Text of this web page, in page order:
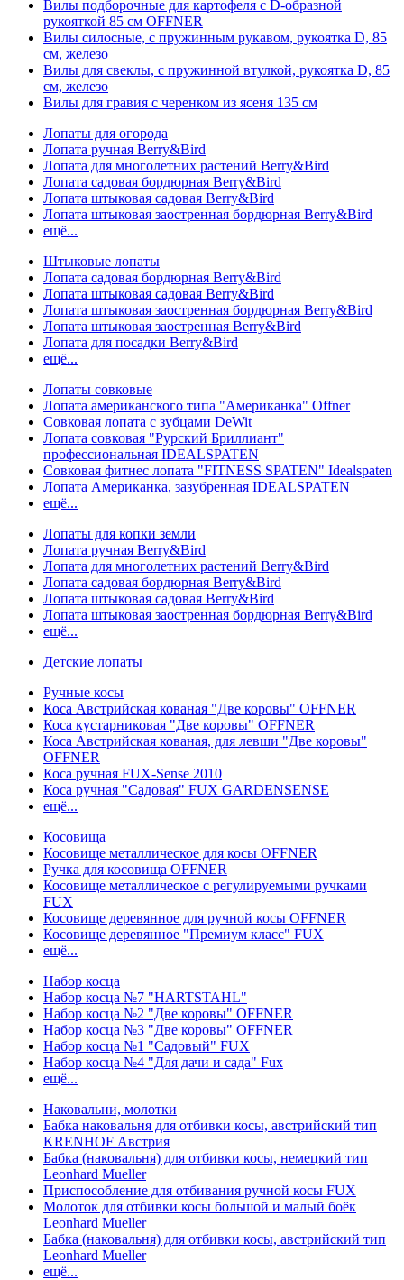
Вилы подборочные для картофеля с D-образной
рукояткой 85 см OFFNER
Вилы силосные, с пружинным рукавом, рукоятка D, 85
см, железо
Вилы для свеклы, с пружинной втулкой, рукоятка D, 85
см, железо
Вилы для гравия с черенком из ясеня 135 см
Лопаты для огорода
Лопата ручная Berry&Bird
Лопата для многолетних растений Berry&Bird
Лопата садовая бордюрная Berry&Bird
Лопата штыковая садовая Berry&Bird
Лопата штыковая заостренная бордюрная Berry&Bird
ещё...
Штыковые лопаты
Лопата садовая бордюрная Berry&Bird
Лопата штыковая садовая Berry&Bird
Лопата штыковая заостренная бордюрная Berry&Bird
Лопата штыковая заостренная Berry&Bird
Лопата для посадки Berry&Bird
ещё...
Лопаты совковые
Лопата американского типа "Американка" Offner
Совковая лопата с зубцами DeWit
Лопата совковая "Рурский Бриллиант"
профессиональная IDEALSPATEN
Совковая фитнес лопата "FITNESS SPATEN" Idealspaten
Лопата Американка, зазубренная IDEALSPATEN
ещё...
Лопаты для копки земли
Лопата ручная Berry&Bird
Лопата для многолетних растений Berry&Bird
Лопата садовая бордюрная Berry&Bird
Лопата штыковая садовая Berry&Bird
Лопата штыковая заостренная бордюрная Berry&Bird
ещё...
Детские лопаты
Ручные косы
Коса Австрийская кованая "Две коровы" OFFNER
Коса кустарниковая "Две коровы" OFFNER
Коса Австрийская кованая, для левши "Две коровы"
OFFNER
Коса ручная FUX-Sense 2010
Коса ручная "Садовая" FUX GARDENSENSE
ещё...
Косовища
Косовище металлическое для косы OFFNER
Ручка для косовища OFFNER
Косовище металлическое с регулируемыми ручками
FUX
Косовище деревянное для ручной косы OFFNER
Косовище деревянное "Премиум класс" FUX
ещё...
Набор косца
Набор косца №7 "HARTSTAHL"
Набор косца №2 "Две коровы" OFFNER
Набор косца №3 "Две коровы" OFFNER
Набор косца №1 "Садовый" FUX
Набор косца №4 "Для дачи и сада" Fux
ещё...
Наковальни, молотки
Бабка наковальня для отбивки косы, австрийский тип
KRENHOF Австрия
Бабка (наковальня) для отбивки косы, немецкий тип
Leonhard Mueller
Приспособление для отбивания ручной косы FUX
Молоток для отбивки косы большой и малый боёк
Leonhard Mueller
Бабка (наковальня) для отбивки косы, австрийский тип
Leonhard Mueller
ещё...